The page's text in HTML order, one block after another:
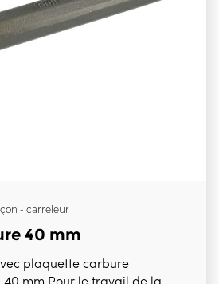
- carreleur
40 mm
plaquette carbure